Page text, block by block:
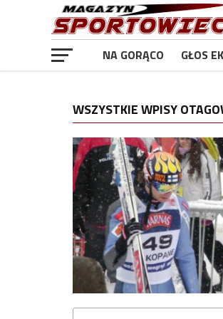
NA GORĄCO GŁOS
WSZYSTKIE WPISY